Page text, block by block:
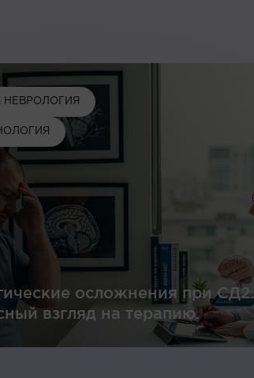
НЕВРОЛОГИЯ
осложнения при СД2.
взгляд на терапию.